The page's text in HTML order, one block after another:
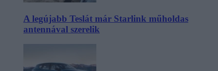
A legújabb Teslát már Starlink műholdas
antennával szerelik